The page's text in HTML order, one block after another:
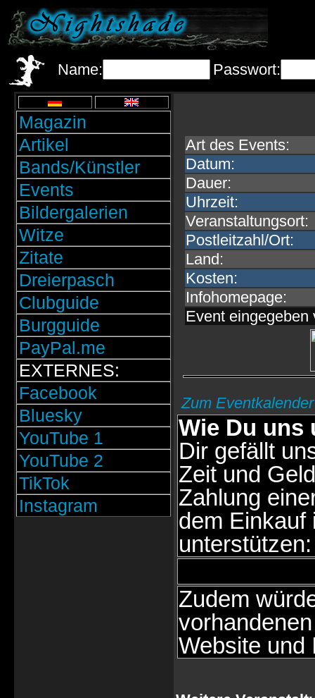
Name: Passwort:
Magazin
Artikel
Bands/Künstler
Events
Bildergalerien
Witze
Zitate
Dreierpasch
Clubguide
Burgguide
PayPal.me
EXTERNES:
Facebook
Bluesky
YouTube 1
YouTube 2
TikTok
Instagram
Art des Events:
Datum:
Dauer:
Uhrzeit:
Veranstaltungsort:
Postleitzahl/Ort:
Land:
Kosten:
Infohomepage:
Event eingegeben
Zum Eventkalender
Wie Du uns
Dir gefällt
Zeit und
Zahlung
dem Einkauf
unterstützen:
Zudem
Website und